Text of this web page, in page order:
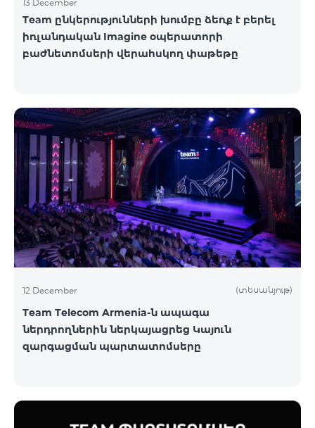
13 December
Team ընկերությունների խումբը ձեռք է բերել
իռլանդական Imagine օպերատորի
բաժնետոմսերի վերահսկող փաթեթը
12 December (տեսանյութ)
Team Telecom Armenia-ն ապագա
ներդրողներին ներկայացրեց Կայուն
զարգացման պարտատոմսերը